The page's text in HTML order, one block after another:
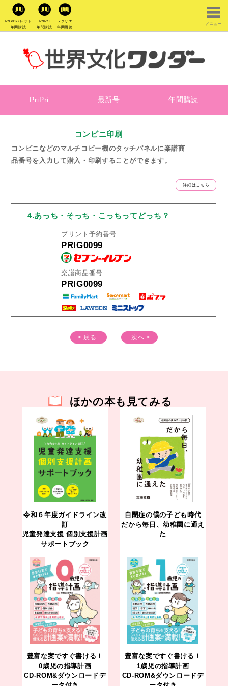
PriPriパレット
年間購読
PriPri
年間購読
レクリエ
年間購読
メニュー
PriPri 最新号 年間購読
コンビニ印刷
コンビニなどのマルチコピー機のタッチパネルに楽譜商
品番号を入力して購入・印刷することができます。
詳細はこちら
4.あっち・そっち・こっちってどっち？
プリント予約番号
PRIG0099
楽譜商品番号
PRIG0099
< 戻る 次へ >
ほかの本も見てみる
令和６年度ガイドライン改
訂
児童発達支援 個別支援計画
サポートブック
自閉症の僕の子ども時代
だから毎日、幼稚園に通え
た
豊富な案ですぐ書ける！
0歳児の指導計画
CD-ROM&ダウンロードデ
豊富な案ですぐ書ける！
1歳児の指導計画
CD-ROM&ダウンロードデ